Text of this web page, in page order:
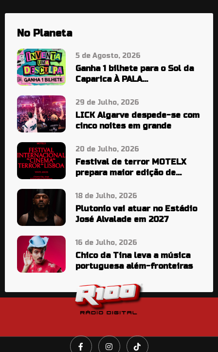
No Planeta
5 de Agosto, 2026
Ganha 1 bilhete para o Sol da
Caparica À PALA…
29 de Julho, 2026
LICK Algarve despede-se com
cinco noites em grande
20 de Julho, 2026
Festival de terror MOTELX
prepara maior edição de
18 de Julho, 2026
Plutonio vai atuar no Estádio
José Alvalade em 2027
16 de Julho, 2026
Chico da Tina leva a música
portuguesa além-fronteiras